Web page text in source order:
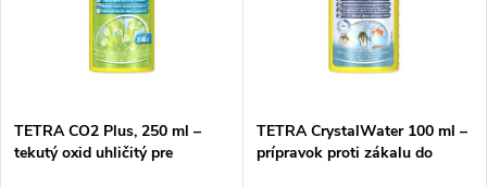
TETRA CO2 Plus, 250 ml –
tekutý oxid uhličitý pre
TETRA CrystalWater 100 ml –
prípravok proti zákalu do